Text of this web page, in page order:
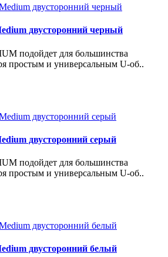
двусторонний черный
подойдет для большинства
простым и универсальным U-об..
двусторонний серый
подойдет для большинства
простым и универсальным U-об..
двусторонний белый